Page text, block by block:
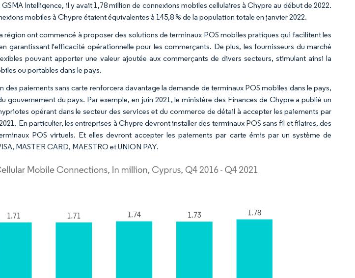
Intelligence, il y avait 1,78 million de connexions mobiles cellulaires à Chypre au début de 2022.
mobiles à Chypre étaient équivalentes à 145,8 % de la population totale en janvier 2022.
région ont commencé à proposer des solutions de terminaux POS mobiles pratiques qui facilitent les
garantissant l'efficacité opérationnelle pour les commerçants. De plus, les fournisseurs du marché
pouvant apporter une valeur ajoutée aux commerçants de divers secteurs, stimulant ainsi la
ou portables dans le pays.
paiements sans carte renforcera davantage la demande de terminaux POS mobiles dans le pays,
gouvernement du pays. Par exemple, en juin 2021, le ministère des Finances de Chypre a publié un
opérant dans le secteur des services et du commerce de détail à accepter les paiements par
En particulier, les entreprises à Chypre devront installer des terminaux POS sans fil et filaires, des
POS virtuels. Et elles devront accepter les paiements par carte émis par un système de
MASTER CARD, MAESTRO et UNION PAY.